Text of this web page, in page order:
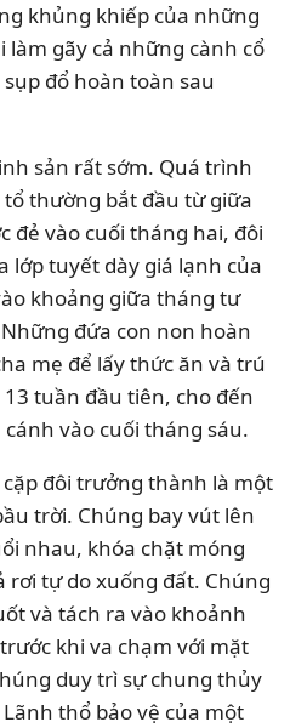
khủng khiếp của những
làm gãy cả những cành cổ
đổ hoàn toàn sau
sản rất sớm. Quá trình
tổ thường bắt đầu từ giữa
đẻ vào cuối tháng hai, đôi
lớp tuyết dày giá lạnh của
khoảng giữa tháng tư
đứa con non hoàn
mẹ để lấy thức ăn và trú
tuần đầu tiên, cho đến
vào cuối tháng sáu.
đôi trưởng thành là một
trời. Chúng bay vút lên
nhau, khóa chặt móng
tự do xuống đất. Chúng
và tách ra vào khoảnh
khi va chạm với mặt
duy trì sự chung thủy
thổ bảo vệ của một